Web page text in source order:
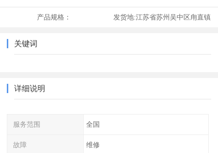
产品规格： 发货地:江苏省苏州吴中区甪直镇
关键词
详细说明
服务范围 全国
故障 维修